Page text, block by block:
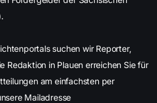
suchen wir Reporter,
Redaktion in Plauen erreichen Sie für
am einfachsten per
Mailadresse